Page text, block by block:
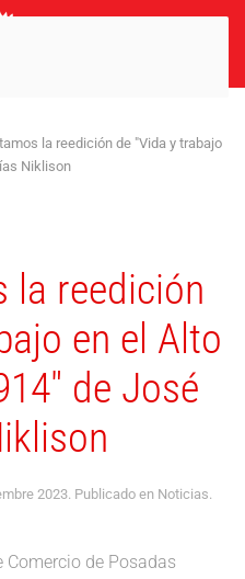
la reedición de "Vida y trabajo
Niklison
la reedición
en el Alto
de José
2023. Publicado en Noticias.
de Posadas